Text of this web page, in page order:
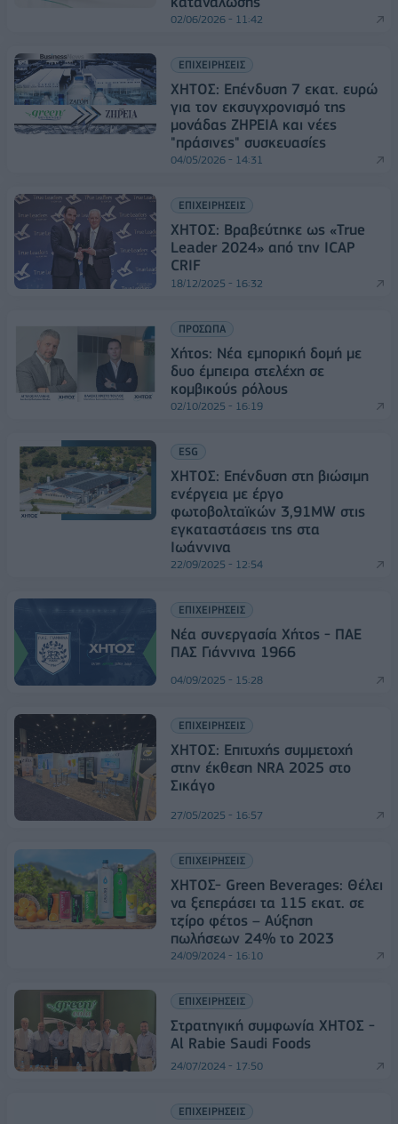
02/06/2026 - 11:42
ΕΠΙΧΕΙΡΗΣΕΙΣ
ΧΗΤΟΣ: Επένδυση 7 εκατ. ευρώ
για τον εκσυγχρονισμό της
μονάδας ΖΗΡΕΙΑ και νέες
"πράσινες" συσκευασίες
04/05/2026 - 14:31
ΕΠΙΧΕΙΡΗΣΕΙΣ
ΧΗΤΟΣ: Βραβεύτηκε ως «True
Leader 2024» από την ICAP
CRIF
18/12/2025 - 16:32
ΠΡΟΣΩΠΑ
Χήτος: Νέα εμπορική δομή με
δυο έμπειρα στελέχη σε
κομβικούς ρόλους
02/10/2025 - 16:19
ESG
ΧΗΤΟΣ: Επένδυση στη βιώσιμη
ενέργεια με έργο
φωτοβολταϊκών 3,91MW στις
εγκαταστάσεις της στα
Ιωάννινα
22/09/2025 - 12:54
ΕΠΙΧΕΙΡΗΣΕΙΣ
Νέα συνεργασία Χήτος - ΠΑΕ
ΠΑΣ Γιάννινα 1966
04/09/2025 - 15:28
ΕΠΙΧΕΙΡΗΣΕΙΣ
ΧΗΤΟΣ: Επιτυχής συμμετοχή
στην έκθεση NRA 2025 στο
Σικάγο
27/05/2025 - 16:57
ΕΠΙΧΕΙΡΗΣΕΙΣ
ΧΗΤΟΣ- Green Beverages: Θέλει
να ξεπεράσει τα 115 εκατ. σε
τζίρο φέτος – Αύξηση
πωλήσεων 24% το 2023
24/09/2024 - 16:10
ΕΠΙΧΕΙΡΗΣΕΙΣ
Στρατηγική συμφωνία ΧΗΤΟΣ -
Al Rabie Saudi Foods
24/07/2024 - 17:50
ΕΠΙΧΕΙΡΗΣΕΙΣ